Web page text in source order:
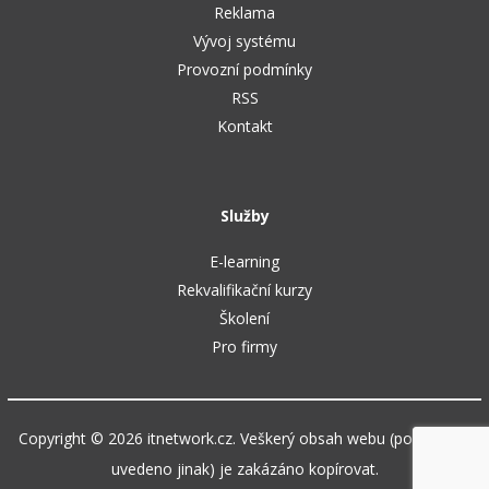
Reklama
Vývoj systému
Provozní podmínky
RSS
Kontakt
Služby
E-learning
Rekvalifikační kurzy
Školení
Pro firmy
Copyright © 2026 itnetwork.cz. Veškerý obsah webu (pokud není
uvedeno jinak) je zakázáno kopírovat.